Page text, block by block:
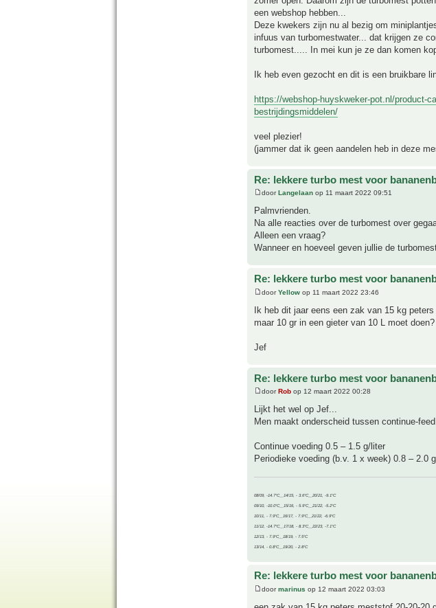
een webshop hebben...
Deze kwekers zijn nu al bezig om
infuus van turbomestwater... dat krijgen ze
turbomest..... In mei kun je ze dan komen
Ik heb even gezocht en dit is een bruikbare
https://webshop-huyskweker-pot.nl/product-
bestrijdingsmiddelen/
veel plezier!
(jammer dat ik geen aandelen heb in deze
Re: lekkere turbo mest voor
door Langelaan op 11 maart 2022 09:51
Palmvrienden.
Na alle reacties over de turbomest over
Alleen een vraag?
Wanneer en hoeveel geven jullie de
Re: lekkere turbo mest voor
doorYellow op 11 maart 2022 23:46
Ik heb dit jaar eens een zak van 15 kg
maar 10 gr in een gieter van 10 L moet doen?
Jef
Re: lekkere turbo mest voor
door Rob op 12 maart 2022 00:28
Lijkt het wel op Jef...
Men maakt onderscheid tussen continue-
Continue voeding 0.5 – 1.5 g/liter
Periodieke voeding (b.v. 1 x week) 0.8 – 2.0
08/09, -14.7°C__14/15, - 3.6°C__20/21, -9.1°C
09/10, -10.0°C__15/16, - 5.9°C__21/22, -5.2°C
10/11, - 7.9°C__16/17, - 7.9°C__21/22, -6.9°C
11/12, -14.7°C__17/18, - 8.3°C__22/23, -7.1°C
12/13, - 7.9°C__18/19, - 7.5°C
13/14, - 0.8°C__19/20, - 2.8°C
Re: lekkere turbo mest voor
doormarinus op 12 maart 2022 03:03